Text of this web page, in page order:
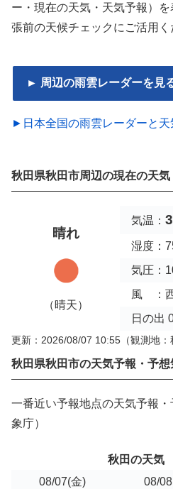
ー・現在の天気・天気予報）
張前の天候チェックにご活用く
► 周辺の雨雲レーダーを見
►日本全国の雨雲レーダーと天
秋田県秋田市周辺の現在の天気
晴れ
（晴天）
気温：
湿度：
気圧：
風 ：
日の出
更新：2026/08/07 10:55 （観測地：
秋田県秋田市の天気予報・予想
一番近い予報地点の天気予報
象庁）
秋田の天気
08/07(金) 08/08